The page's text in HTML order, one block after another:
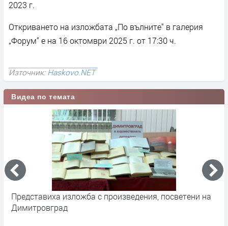
2023 г.
Откриването на изложбата „По вълните“ в галерия
„Форум“ е на 16 октомври 2025 г. от 17:30 ч.
Източник:Haskovo.NET
Видеа по темата
Представиха изложба с произведения, посветени на
Димитровград